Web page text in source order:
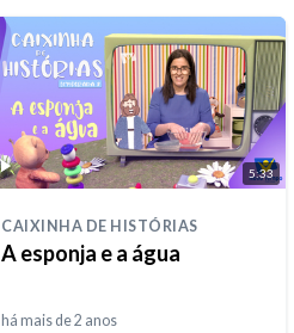
5:33
CAIXINHA DE HISTÓRIAS
A esponja e a água
há mais de 2 anos